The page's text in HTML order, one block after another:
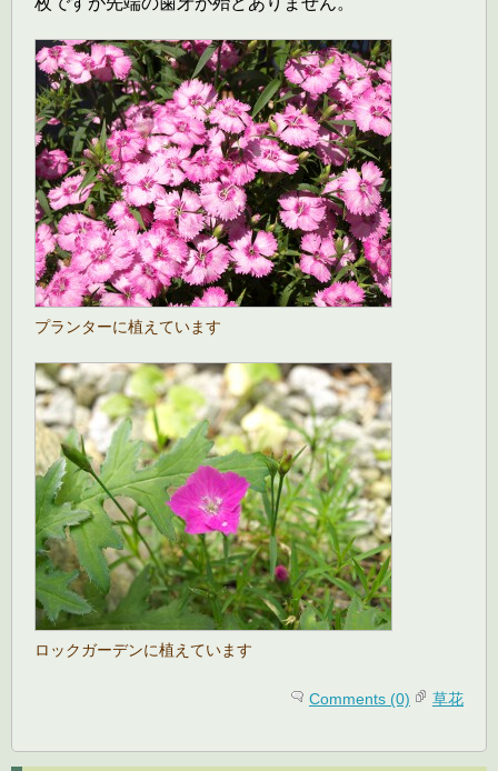
プランターに植えています
ロックガーデンに植えています
Comments (0) 草花